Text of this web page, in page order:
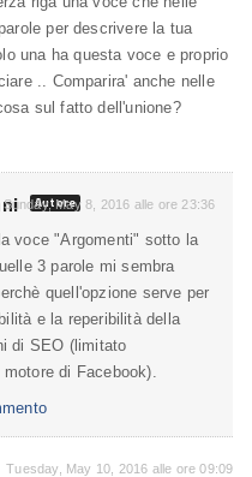
per descrivere la tua
una ha questa voce e proprio
.. Comparira' anche nelle
sul fatto dell'unione?
Autore
Sunday, May 8, 2016 alle ore 23:36
voce "Argomenti" sotto la
3 parole mi sembra
quell'opzione serve per
e la reperibilità della
di SEO (limitato
di Facebook).
Tuesday, May 10, 2016 alle ore 09:09